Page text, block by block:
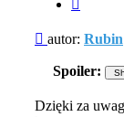
Post
autor: Rubin
Spoiler:
Dzięki za